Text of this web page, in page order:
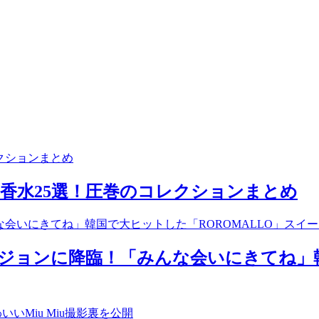
水25選！圧巻のコレクションまとめ
ョンに降臨！「みんな会いにきてね